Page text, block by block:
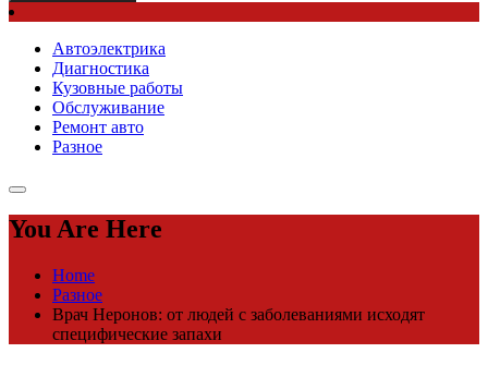
Автоэлектрика
Диагностика
Кузовные работы
Обслуживание
Ремонт авто
Разное
You Are Here
Home
Разное
Врач Неронов: от людей с заболеваниями исходят
специфические запахи